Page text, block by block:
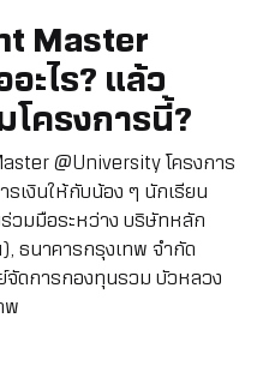
Master
ะไร? แล้ว
โครงการนี้?
@University โครงการ
รเงินให้กับน้อง ๆ นักเรียน
วมมือระหว่าง บริษัทหลัก
ธนาคารกรุงเทพ จำกัด
ดการกองทุนรวม บัวหลวง
พ